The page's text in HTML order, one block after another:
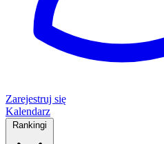
Zarejestruj się
Kalendarz
Rankingi